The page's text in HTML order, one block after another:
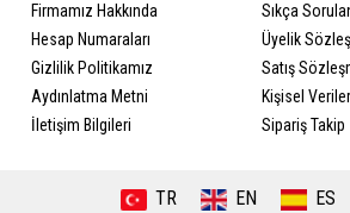
Firmamız Hakkında
Hesap Numaraları
Gizlilik Politikamız
Aydınlatma Metni
İletişim Bilgileri
Sıkça
Üyelik
Satış
Kişisel
Sipariş Takip
TR EN ES